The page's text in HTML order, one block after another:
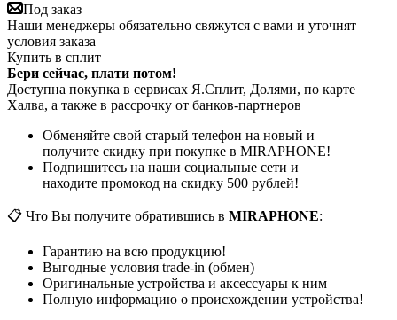
Под заказ
Наши менеджеры обязательно свяжутся с вами и уточнят
условия заказа
Купить в сплит
Бери сейчас, плати потом!
Доступна покупка в сервисах Я.Сплит, Долями, по карте
Халва, а также в рассрочку от банков-партнеров
Обменяйте свой старый телефон на новый и
получите скидку при покупке в MIRAPHONE!
Подпишитесь на наши социальные сети и
находите промокод на скидку 500 рублей!
📋 Что Вы получите обратившись в MIRAPHONE:
Гарантию на всю продукцию!
Выгодные условия trade-in (обмен)
Оригинальные устройства и аксессуары к ним
Полную информацию о происхождении устройства!